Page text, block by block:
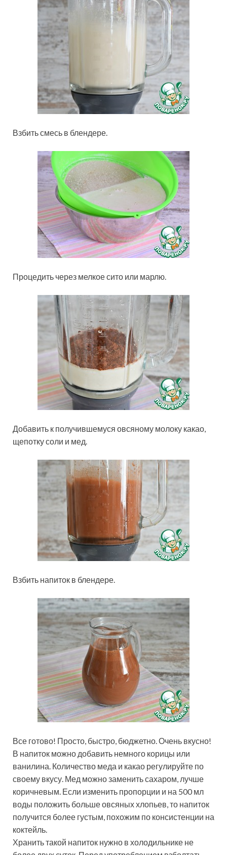
Взбить смесь в блендере.
Процедить через мелкое сито или марлю.
Добавить к получившемуся овсяному молоку какао,
щепотку соли и мед.
Взбить напиток в блендере.
Все готово! Просто, быстро, бюджетно. Очень вкусно!
В напиток можно добавить немного корицы или
ванилина. Количество меда и какао регулируйте по
своему вкусу. Мед можно заменить сахаром, лучше
коричневым. Если изменить пропорции и на 500 мл
воды положить больше овсяных хлопьев, то напиток
получится более густым, похожим по консистенции на
коктейль.
Хранить такой напиток нужно в холодильнике не